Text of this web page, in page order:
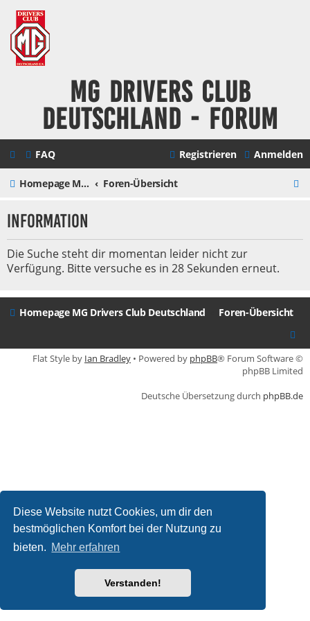
Diese Website nutzt Cookies, um dir den
bestmöglichen Komfort bei der Nutzung zu
bieten. Mehr erfahren
Verstanden!
MG Drivers Club
Deutschland - Forum
FAQ Anmelden
Registrieren
Homepage MG Drivers Club Deutschland Foren-Übersicht
Information
Die Suche steht dir momentan leider nicht zur
Verfügung. Bitte versuche es in 28 Sekunden erneut.
Homepage MG Drivers Club Deutschland Foren-Übersicht
Flat Style by Ian Bradley • Powered by phpBB® Forum Software ©
phpBB Limited
Deutsche Übersetzung durch phpBB.de